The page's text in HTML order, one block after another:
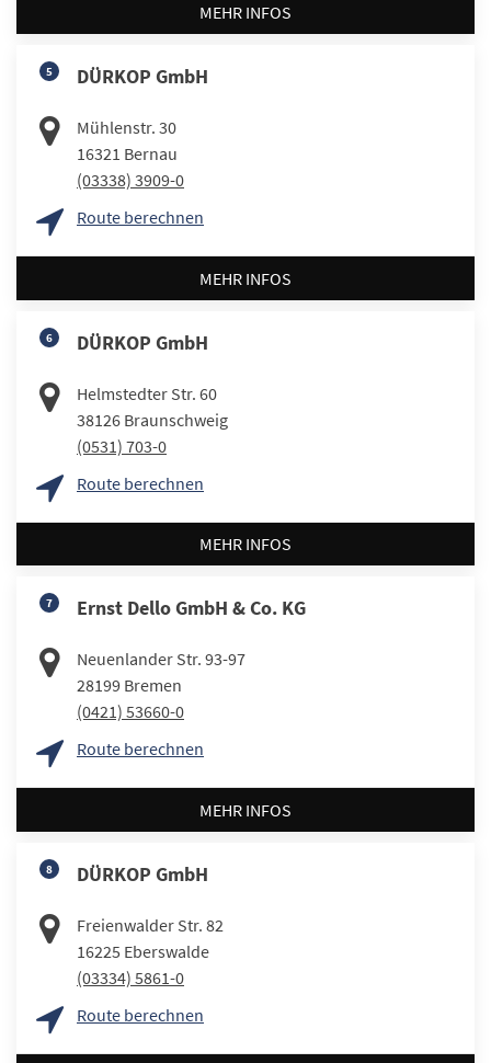
MEHR INFOS
5 DÜRKOP GmbH
Mühlenstr. 30
16321 Bernau
(03338) 3909-0
Route berechnen
MEHR INFOS
6 DÜRKOP GmbH
Helmstedter Str. 60
38126 Braunschweig
(0531) 703-0
Route berechnen
MEHR INFOS
7 Ernst Dello GmbH & Co. KG
Neuenlander Str. 93-97
28199 Bremen
(0421) 53660-0
Route berechnen
MEHR INFOS
8 DÜRKOP GmbH
Freienwalder Str. 82
16225 Eberswalde
(03334) 5861-0
Route berechnen